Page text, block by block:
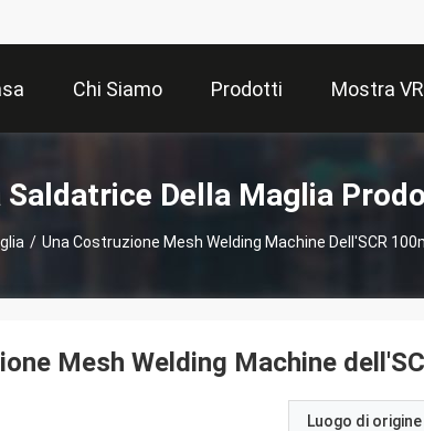
Chi Siamo Prodotti Mostra VR
Saldatrice Della Maglia
/ Una Costruzione Mesh Welding Machine Dell'SCR
Mesh Welding Machine
Luogo di origine